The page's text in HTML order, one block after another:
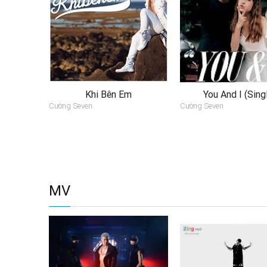
Khi Bên Em
Cường Seven
You And I
Cường Seven
MV